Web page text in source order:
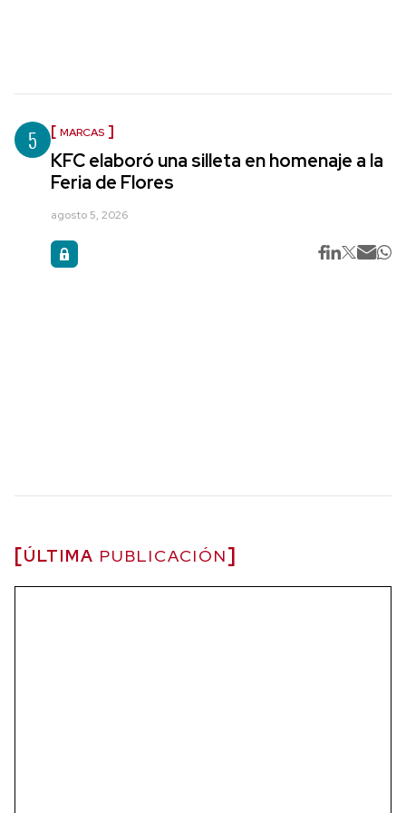
5 MARCAS
KFC elaboró una silleta en homenaje a la
Feria de Flores
agosto 5, 2026
ÚLTIMA PUBLICACIÓN